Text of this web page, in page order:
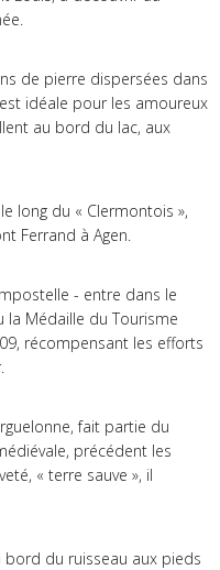
de pierre dispersées dans
idéale pour les amoureux
au bord du lac, aux
long du « Clermontois »,
Ferrand à Agen.
- entre dans le
la Médaille du Tourisme
récompensant les efforts
fait partie du
précédent les
« terre sauve », il
bord du ruisseau aux pieds